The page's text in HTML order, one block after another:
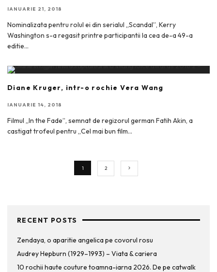
IANUARIE 21, 2018
Nominalizata pentru rolul ei din serialul „Scandal”, Kerry
Washington s-a regasit printre participantii la cea de-a 49-a
editie...
Diane Kruger, intr-o rochie Vera Wang
IANUARIE 14, 2018
Filmul „In the Fade”, semnat de regizorul german Fatih Akin, a
castigat trofeul pentru „Cel mai bun film...
1 2
RECENT POSTS
Zendaya, o aparitie angelica pe covorul rosu
Audrey Hepburn (1929–1993) – Viata & cariera
10 rochii haute couture toamna-iarna 2026. De pe catwalk